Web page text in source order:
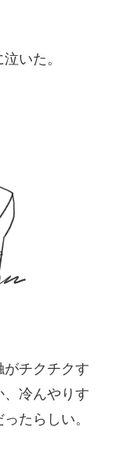
いた。
チクチクす
、冷んやりす
たらしい。